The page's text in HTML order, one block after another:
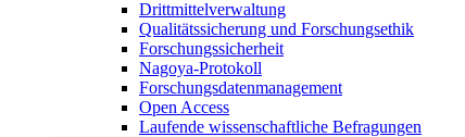
Drittmittelverwaltung
Qualitätssicherung und Forschungsethik
Forschungssicherheit
Nagoya-Protokoll
Forschungsdatenmanagement
Open Access
Laufende wissenschaftliche Befragungen